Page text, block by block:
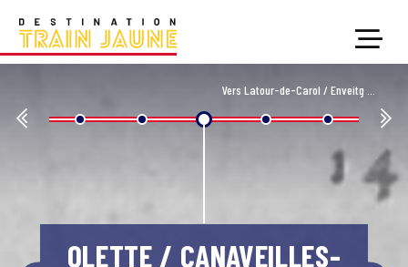
OLETTE / CANAVEILLES-